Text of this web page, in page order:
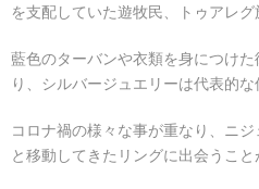
を支配していた遊牧民、トゥアレグ
藍色のターバンや衣類を身につけ
り、シルバージュエリーは代表的な
コロナ禍の様々な事が重なり、ニ
と移動してきたリングに出会うこと